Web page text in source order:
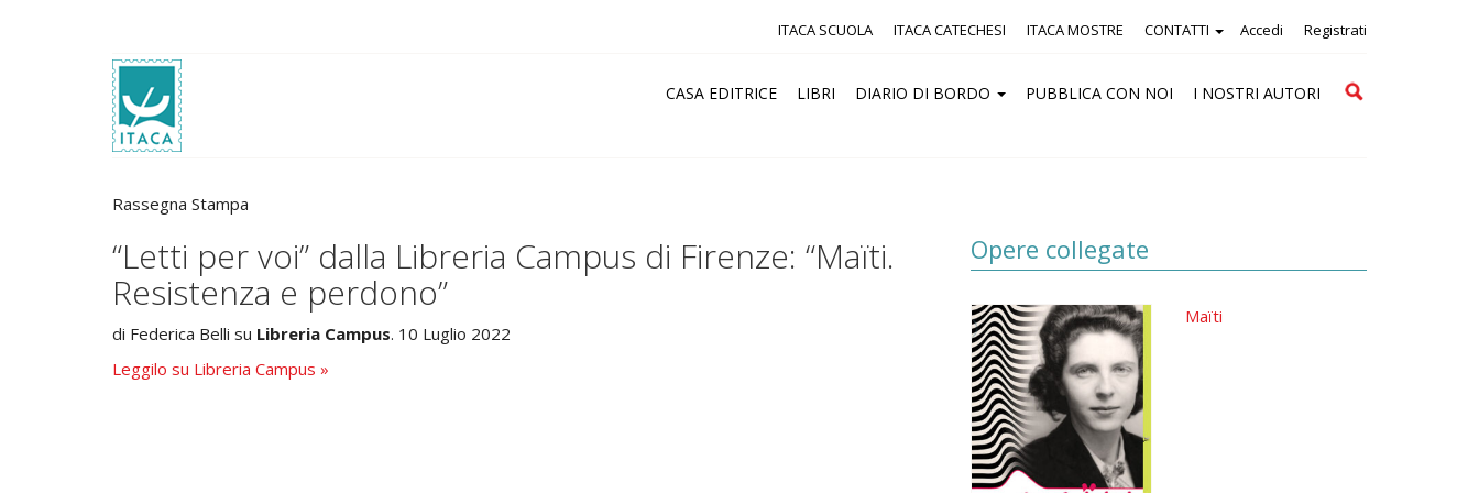
Accedi Registrati
ITACA SCUOLA ITACA CATECHESI ITACA MOSTRE CONTATTI
CASA EDITRICE LIBRI DIARIO DI BORDO PUBBLICA CON NOI I NOSTRI AUTORI
Cerca
Rassegna Stampa
“Letti per voi” dalla Libreria Campus di Firenze: “Maïti.
Resistenza e perdono”
di Federica Belli su Libreria Campus. 10 Luglio 2022
Leggilo su Libreria Campus »
Opere collegate
Maïti